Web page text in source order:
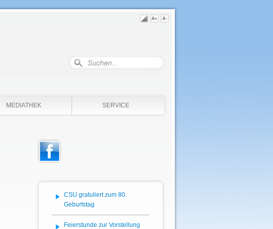
MEDIATHEK SERVICE
CSU gratuliert zum 80.
Geburtstag
Feierstunde zur Vorstellung